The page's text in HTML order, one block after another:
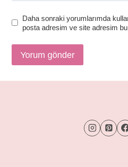
Daha sonraki yorumlarımda
posta adresim ve site adresim